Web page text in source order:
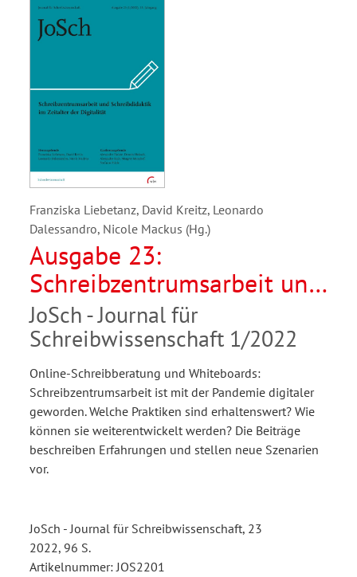
Franziska Liebetanz, David Kreitz, Leonardo
Dalessandro, Nicole Mackus (Hg.)
Ausgabe 23:
Schreibzentrumsarbeit und
Schreibdidaktik im
Zeitalter der Digitalität
JoSch - Journal für
Schreibwissenschaft 1/2022
Online-Schreibberatung und Whiteboards:
Schreibzentrumsarbeit ist mit der Pandemie digitaler
geworden. Welche Praktiken sind erhaltenswert? Wie
können sie weiterentwickelt werden? Die Beiträge
beschreiben Erfahrungen und stellen neue Szenarien
vor.
JoSch - Journal für Schreibwissenschaft, 23
2022, 96 S.
Artikelnummer: JOS2201